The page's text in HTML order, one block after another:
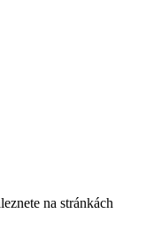
na stránkách